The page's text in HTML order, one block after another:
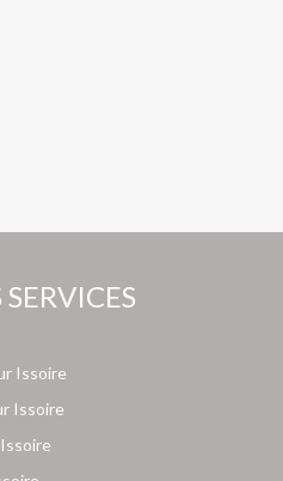
Issoire
Issoire